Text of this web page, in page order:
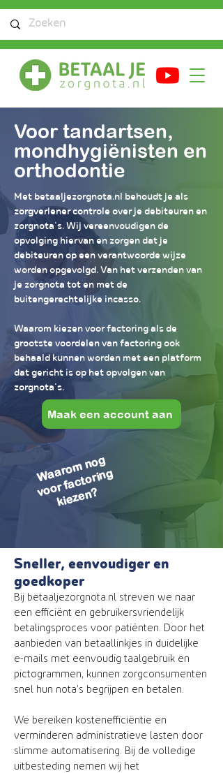
Voor tandartsen,
mondhygiënisten en
orthodontie
Met betaaljezorgnota.nl behoudt je als
zorgverlener controle over je debiteuren en
zorgnota's. Wij vereenvoudigen de
opvolging hiervan en zorgen dat je
debiteuren op een verantwoorde wijze
worden opgevolgd. Van het verzenden van
je zorgnota tot en met de
buitengerechtelijke incasso.
Waarom kiezen voor factoring als de
grootste voordelen van factoring ook
behaald kunnen worden met een platform
dat gericht is op het opvolgen van
zorgnota's.
Maak een account aan
W
a
ar
o
m
n
o
g
v
o
or f
a
ct
ori
n
g
ki
e
z
e
n
?
Sneller, eenvoudiger en
goedkoper
Bij betaaljezorgnota.nl streven we naar
een efficiënt en gebruikersvriendelijk
betalingsproces voor patiënten. Door het
aanbieden van betaallinkjes in duidelijke
e-mails met eenvoudig taalgebruik en
pictogrammen, kunnen zorgconsumenten
snel hun nota’s begrijpen en betalen.
We bereiken kostenefficiëntie en
verminderen administratieve lasten door
slimme automatisering. Bij de volledige
uitbesteding nemen wij het